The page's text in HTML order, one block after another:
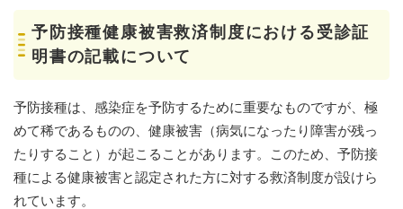
予防接種健康被害救済制度における受診証
明書の記載について
予防接種は、感染症を予防するために重要なものですが、極
めて稀であるものの、健康被害（病気になったり障害が残っ
たりすること）が起こることがあります。このため、予防接
種による健康被害と認定された方に対する救済制度が設けら
れています。